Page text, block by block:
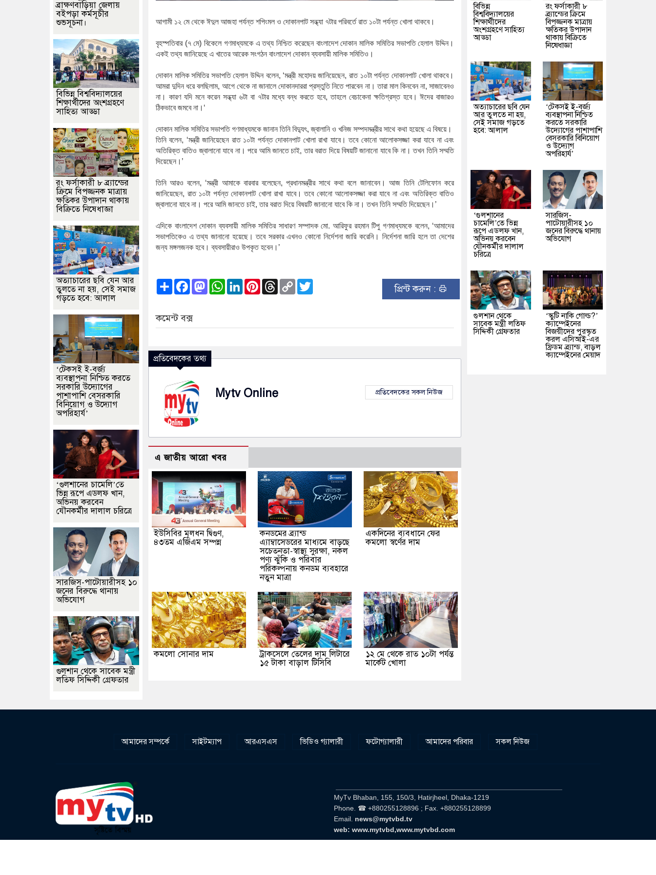
আগামী ১২ মে থেকে ঈদুল আজহা পর্যন্ত শপিংমল ও দোকানপাট সন্ধ্যা ৭টার পরিবর্তে রাত ১০টা পর্যন্ত খোলা থাকবে।
বৃহস্পতিবার(৭ মে)বিকেলে গণমাধ্যমকে এ তথ্য নিশ্চিত করেছেন বাংলাদেশ দোকান মালিক সমিতির সভাপতি হেলাল উদ্দিন।
একই তথ্য জানিয়েছে এ খাতের আরেক সংগঠন বাংলাদেশ দোকান ব্যবসায়ী মালিক সমিতিও।
দোকান মালিক সমিতির সভাপতি হেলাল উদ্দিন বলেন, ‘মন্ত্রী মহোদয় জানিয়েছেন,রাত ১০টা পর্যন্ত দোকানপাট খোলা থাকবে।
আমরা দুদিন ধরে বলছিলাম, আগে থেকে না জানালে দোকানদাররা প্রস্তুতি নিতে পারবেন না। তারা মাল কিনবেন না,সাজাবেনও
না। কারণ যদি মনে করেন সন্ধ্যা ৬টা বা ৭টার মধ্যে বন্ধ করতে হবে,তাহলে বেচাকেনা ক্ষতিগ্রস্ত হবে। ঈদের বাজারও
ঠিকভাবে জমবে না।‘
দোকান মালিক সমিতির সভাপতি গণমাধ্যমকে জানান তিনি বিদ্যুৎ, জ্বালানি ও খনিজ সম্পদমন্ত্রীর সাথে কথা হয়েছে এ বিষয়ে।
তিনি বলেন, ‘মন্ত্রী জানিয়েছেন রাত ১০টা পর্যন্ত দোকানপাট খোলা রাখা যাবে। তবে কোনো আলোকসজ্জা করা যাবে না এবং
অতিরিক্ত বাতিও জ্বালানো যাবে না। পরে আমি জানতে চাই,তার বরাত দিয়ে বিষয়টি জানানো যাবে কি না। তখন তিনি সম্মতি
দিয়েছেন।’
তিনি আরও বলেন, ‘মন্ত্রী আমাকে বারবার বলেছেন, প্রধানমন্ত্রীর সাথে কথা বলে জানাবেন। আজ তিনি টেলিফোন করে
জানিয়েছেন, রাত ১০টা পর্যন্ত দোকানপাট খোলা রাখা যাবে। তবে কোনো আলোকসজ্জা করা যাবে না এবং অতিরিক্ত বাতিও
জ্বালানো যাবে না। পরে আমি জানতে চাই,তার বরাত দিয়ে বিষয়টি জানানো যাবে কি না। তখন তিনি সম্মতি দিয়েছেন। ’
এদিকে বাংলাদেশ দোকান ব্যবসায়ী মালিক সমিতির সাধারণ সম্পাদক মো. আরিফুর রহমান টিপু গণমাধ্যমকে বলেন, ‘আমাদের
সভাপতিকেও এ তথ্য জানানো হয়েছে। তবে সরকার এখনও কোনো নির্দেশনা জারি করেনি। নির্দেশনা জারি হলে তা দেশের
জন্য মঙ্গলজনক হবে। ব্যবসায়ীরাও উপকৃত হবেন। ’
ShareFacebook
Mastodon
WhatsApp
LinkedInPinterest
Threads
Copy
Link প্রিন্ট করুন :
কমেন্ট বক্স
প্রতিবেদকের তথ্য
Mytv Online প্রতিবেদকের সকল নিউজ
এ জাতীয় আরো খবর
ইউসিবির মূলধন দ্বিগুণ,
৪৩তম এজিএম সম্পন্ন
কনডমের ব্র্যান্ড
এ‍্যাম্বাসেডরের মাধ‍্যমে বাড়ছে
সচেতনতা-স্বাস্থ্য সুরক্ষা, নকল
পণ্য ঝুঁকি ও পরিবার
পরিকল্পনায় কনডম ব্যবহারে
নতুন মাত্রা
একদিনের ব্যবধানে ফের
কমলো স্বর্ণের দাম
কমলো সোনার দাম
ট্রাকসেলে তেলের দাম লিটারে
১৫ টাকা বাড়াল টিসিবি
১২ মে থেকে রাত ১০টা পর্যন্ত
মার্কেট খোলা
ব্রাক্ষণবাড়িয়া জেলায়
বইপড়া কর্মসূচীর
শুভসূচনা।
বিভিন্ন বিশ্ববিদ্যালয়ের
শিক্ষার্থীদের অংশগ্রহণে
সাহিত্য আড্ডা
রং ফর্সাকারী ৮ ব্র্যান্ডের
ক্রিমে বিপজ্জনক মাত্রায়
ক্ষতিকর উপাদান থাকায়
বিক্রিতে নিষেধাজ্ঞা
অত্যাচারের ছবি যেন আর
তুলতে না হয়, সেই সমাজ
গড়তে হবে: আলাল
‘টেকসই ই-বর্জ্য
ব্যবস্থাপনা নিশ্চিত করতে
সরকারি উদ্যোগের
পাশাপাশি বেসরকারি
বিনিয়োগ ও উদ্যোগ
অপরিহার্য’
‘গুলশানের চামেলি’তে
ভিন্ন রূপে এডলফ খান,
অভিনয় করবেন
যৌনকর্মীর দালাল চরিত্রে
সারজিস-পাটোয়ারীসহ ১০
জনের বিরুদ্ধে থানায়
অভিযোগ
গুলশান থেকে সাবেক মন্ত্রী
লতিফ সিদ্দিকী গ্রেফতার
বিভিন্ন
বিশ্ববিদ্যালয়ের
শিক্ষার্থীদের
অংশগ্রহণে সাহিত্য
আড্ডা
রং ফর্সাকারী ৮
ব্র্যান্ডের ক্রিমে
বিপজ্জনক মাত্রায়
ক্ষতিকর উপাদান
থাকায় বিক্রিতে
নিষেধাজ্ঞা
অত্যাচারের ছবি যেন
আর তুলতে না হয়,
সেই সমাজ গড়তে
হবে: আলাল
‘টেকসই ই-বর্জ্য
ব্যবস্থাপনা নিশ্চিত
করতে সরকারি
উদ্যোগের পাশাপাশি
বেসরকারি বিনিয়োগ
ও উদ্যোগ
অপরিহার্য’
‘গুলশানের
চামেলি’তে ভিন্ন
রূপে এডলফ খান,
অভিনয় করবেন
যৌনকর্মীর দালাল
চরিত্রে
সারজিস-
পাটোয়ারীসহ ১০
জনের বিরুদ্ধে থানায়
অভিযোগ
গুলশান থেকে
সাবেক মন্ত্রী লতিফ
সিদ্দিকী গ্রেফতার
‘স্কুটি নাকি গোল্ড?’
ক্যাম্পেইনের
বিজয়ীদের পুরস্কৃত
করল এসিআই-এর
ফ্রিডম ব্র্যান্ড, বাড়ল
ক্যাম্পেইনের মেয়াদ
আমাদের সম্পর্কে সাইটম্যাপ আরএসএস ভিডিও গ্যালারী ফটোগ্যালারী আমাদের পরিবার সকল নিউজ
MyTv Bhaban, 155, 150/3, Hatirjheel, Dhaka-1219
Phone. ☎ +880255128896 ; Fax. +880255128899
Email. news@mytvbd.tv
web: www.mytvbd,www.mytvbd.com